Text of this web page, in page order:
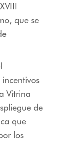
que se
Vitrina
de
que
los